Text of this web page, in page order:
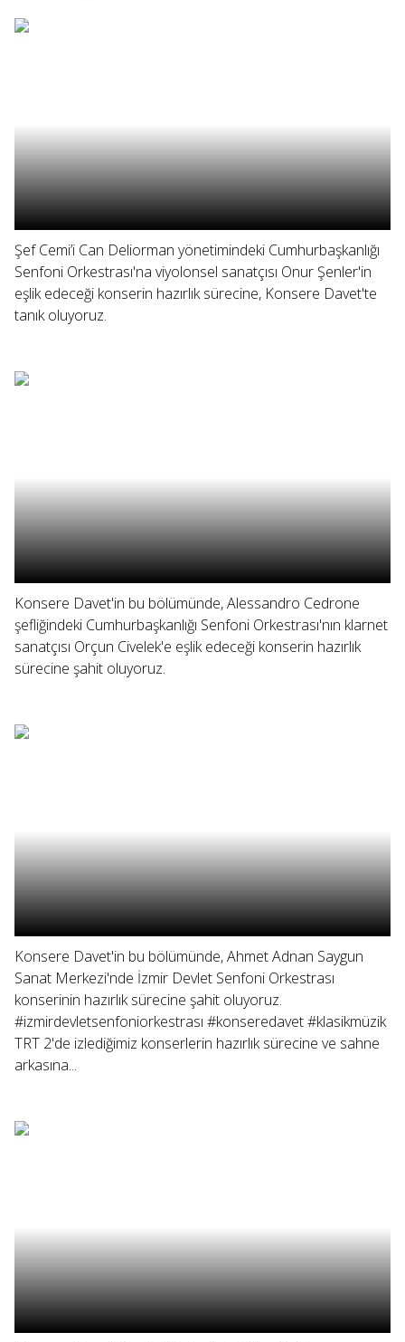
Şef Cemi’i Can Deliorman yönetimindeki Cumhurbaşkanlığı
Senfoni Orkestrası'na viyolonsel sanatçısı Onur Şenler'in
eşlik edeceği konserin hazırlık sürecine, Konsere Davet'te
tanık oluyoruz.
Konsere Davet'in bu bölümünde, Alessandro Cedrone
şefliğindeki Cumhurbaşkanlığı Senfoni Orkestrası'nın klarnet
sanatçısı Orçun Civelek'e eşlik edeceği konserin hazırlık
sürecine şahit oluyoruz.
Konsere Davet'in bu bölümünde, Ahmet Adnan Saygun
Sanat Merkezi'nde İzmir Devlet Senfoni Orkestrası
konserinin hazırlık sürecine şahit oluyoruz.
#izmirdevletsenfoniorkestrası #konseredavet #klasikmüzik
TRT 2'de izlediğimiz konserlerin hazırlık sürecine ve sahne
arkasına...